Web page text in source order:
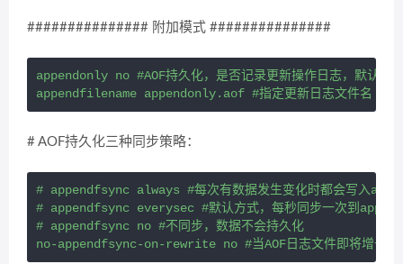
############### 附加模式 ###############
appendonly no #AOF持久化，是否记录更新操作日志，默认
# AOF持久化三种同步策略：
# appendfsync always #每次有数据发生变化时都会写入
# appendfsync everysec #默认方式，每秒同步一次到
# appendfsync no #不同步，数据不会持久化